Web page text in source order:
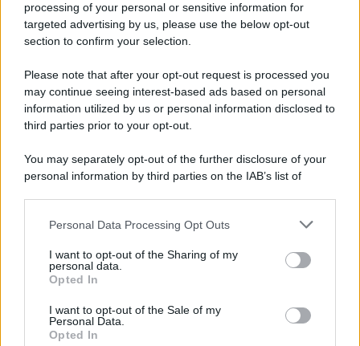
processing of your personal or sensitive information for
targeted advertising by us, please use the below opt-out
section to confirm your selection.
Please note that after your opt-out request is processed you
may continue seeing interest-based ads based on personal
information utilized by us or personal information disclosed to
third parties prior to your opt-out.
You may separately opt-out of the further disclosure of your
personal information by third parties on the IAB’s list of
This information may also be disclosed by us to third parties
disclose it to other third parties.
Please note that this website/app uses one or more Google
services and may gather and store information including but
not limited to your visit or usage behaviour. You may click to
grant or deny consent to Google and its third-party tags to
Personal Data Processing Opt Outs
I want to opt-out of the Sharing of my
personal data.
Opted In
I want to opt-out of the Sale of my
Personal Data.
Opted In
Ricevi LE FRASI PIÙ BELLE via e-mail
E-mail